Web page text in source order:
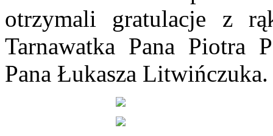
otrzymali gratulacje z
Tarnawatka Pana Piotra
Pana Łukasza Litwińczuka.